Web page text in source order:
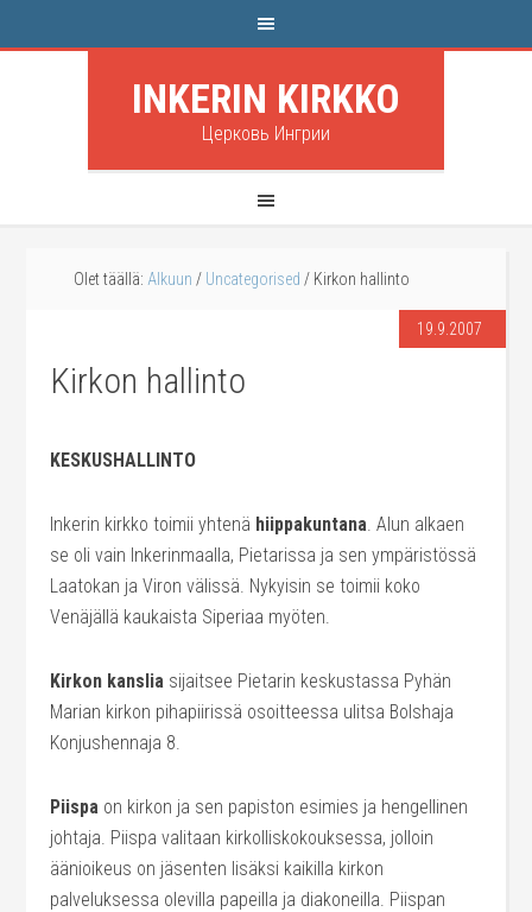
INKERIN KIRKKO
Церковь Ингрии
Olet täällä: Alkuun / Uncategorised / Kirkon hallinto
19.9.2007
Kirkon hallinto
KESKUSHALLINTO
Inkerin kirkko toimii yhtenä hiippakuntana. Alun alkaen
se oli vain Inkerinmaalla, Pietarissa ja sen ympäristössä
Laatokan ja Viron välissä. Nykyisin se toimii koko
Venäjällä kaukaista Siperiaa myöten.
Kirkon kanslia sijaitsee Pietarin keskustassa Pyhän
Marian kirkon pihapiirissä osoitteessa ulitsa Bolshaja
Konjushennaja 8.
Piispa on kirkon ja sen papiston esimies ja hengellinen
johtaja. Piispa valitaan kirkolliskokouksessa, jolloin
äänioikeus on jäsenten lisäksi kaikilla kirkon
palveluksessa olevilla papeilla ja diakoneilla. Piispan